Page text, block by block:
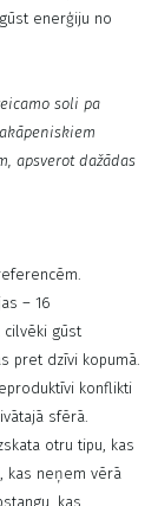
enerģiju no
soli pa
apsverot dažādas
– 16
cilvēki gūst
pret dzīvi kopumā.
konflikti
sfērā.
otru tipu, kas
kas neņem vērā
kas